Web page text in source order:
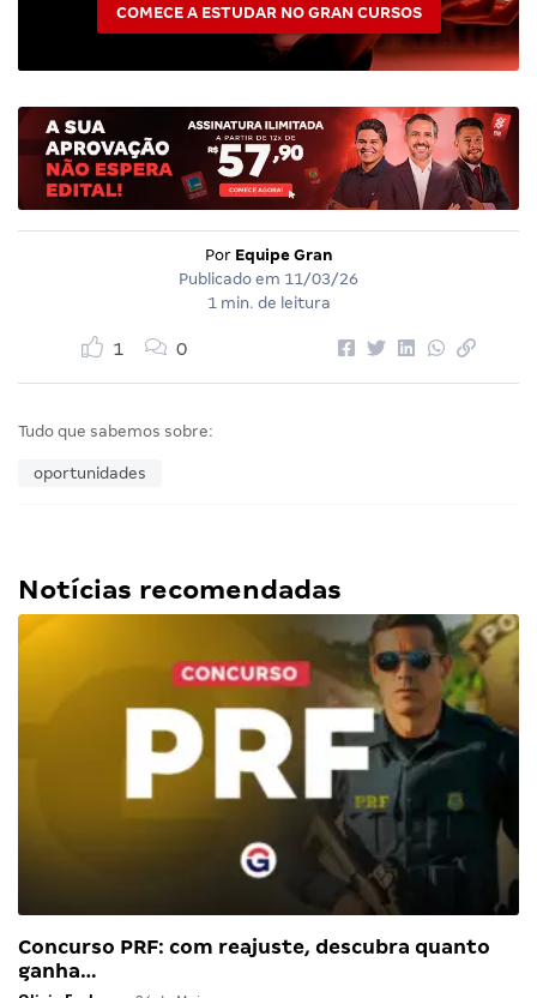
COMECE A ESTUDAR NO GRAN CURSOS
Por Equipe Gran
Publicado em 11/03/26
1 min. de leitura
1 0
Tudo que sabemos sobre:
oportunidades
Notícias recomendadas
Concurso PRF: com reajuste, descubra quanto
ganha…